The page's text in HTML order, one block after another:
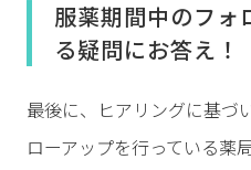
服薬期間中のフォ
る疑問にお答え！
最後に、ヒアリングに基づ
ローアップを行っている薬